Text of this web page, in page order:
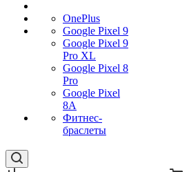
OnePlus
Google Pixel 9
Google Pixel 9
Pro XL
Google Pixel 8
Pro
Google Pixel
8A
Фитнес-
браслеты